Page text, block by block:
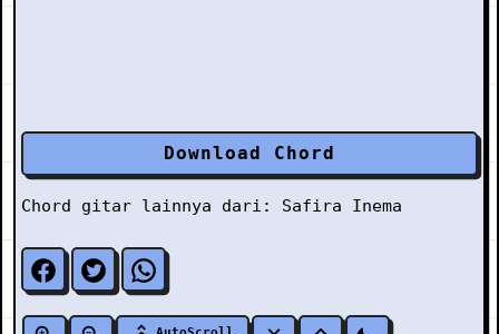
Download Chord
Chord gitar lainnya dari: Safira Inema